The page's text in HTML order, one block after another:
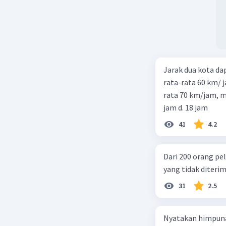
Jarak dua kota
rata-rata 60 km/
rata 70 km/jam, maka
jam d. 18 jam
41 4.2
Dari 200 orang
yang tidak
31 2.5
Nyatakan